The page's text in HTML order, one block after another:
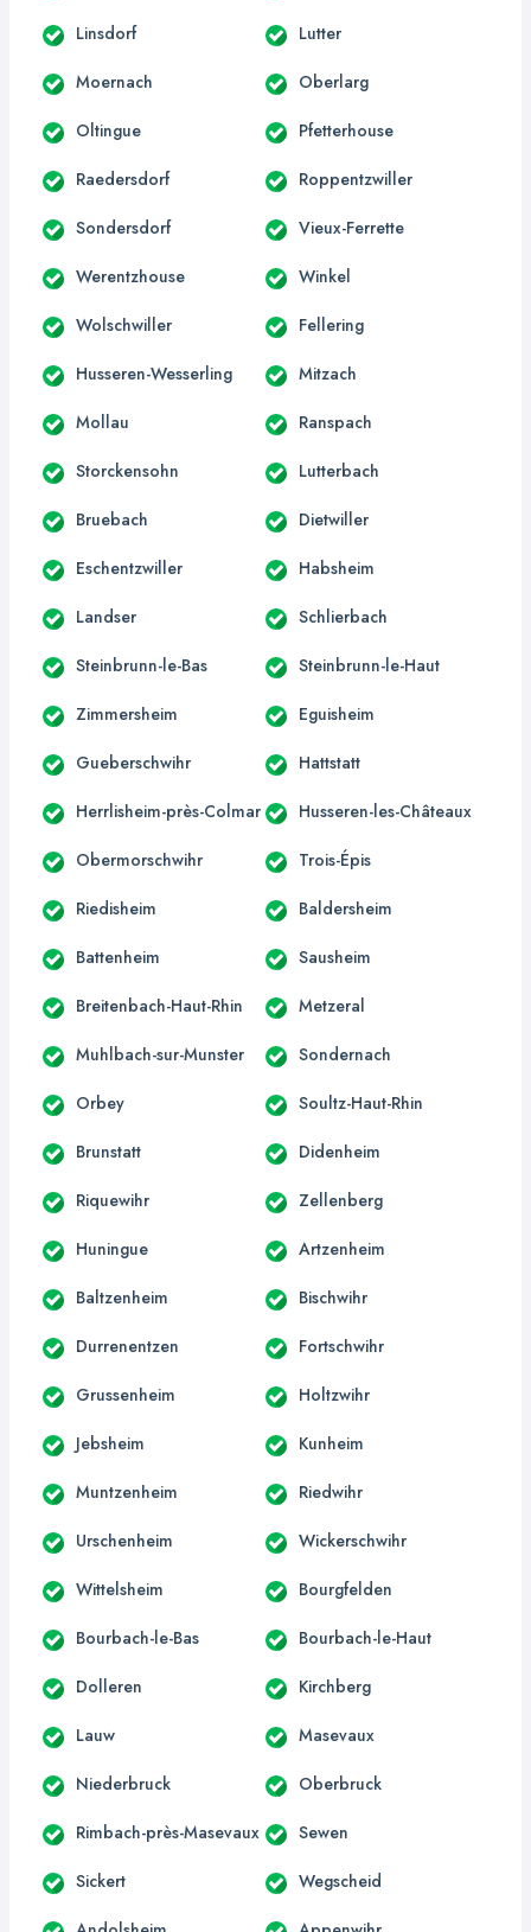
Linsdorf Lutter
Moernach Oberlarg
Oltingue Pfetterhouse
Raedersdorf Roppentzwiller
Sondersdorf Vieux-Ferrette
Werentzhouse Winkel
Wolschwiller Fellering
Husseren-Wesserling Mitzach
Mollau Ranspach
Storckensohn Lutterbach
Bruebach Dietwiller
Eschentzwiller Habsheim
Landser Schlierbach
Steinbrunn-le-Bas Steinbrunn-le-Haut
Zimmersheim Eguisheim
Gueberschwihr Hattstatt
Herrlisheim-près-Colmar Husseren-les-Châteaux
Obermorschwihr Trois-Épis
Riedisheim Baldersheim
Battenheim Sausheim
Breitenbach-Haut-Rhin Metzeral
Muhlbach-sur-Munster Sondernach
Orbey Soultz-Haut-Rhin
Brunstatt Didenheim
Riquewihr Zellenberg
Huningue Artzenheim
Baltzenheim Bischwihr
Durrenentzen Fortschwihr
Grussenheim Holtzwihr
Jebsheim Kunheim
Muntzenheim Riedwihr
Urschenheim Wickerschwihr
Wittelsheim Bourgfelden
Bourbach-le-Bas Bourbach-le-Haut
Dolleren Kirchberg
Lauw Masevaux
Niederbruck Oberbruck
Rimbach-près-Masevaux Sewen
Sickert Wegscheid